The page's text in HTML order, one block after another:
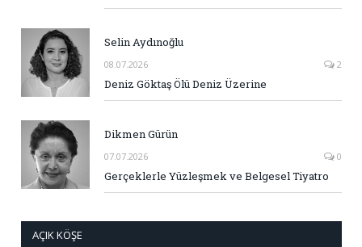
Selin Aydınoğlu
08.07.2026 2
Deniz Göktaş Ölü Deniz Üzerine
Dikmen Gürün
07.07.2026 0
Gerçeklerle Yüzleşmek ve Belgesel Tiyatro
AÇIK KÖŞE